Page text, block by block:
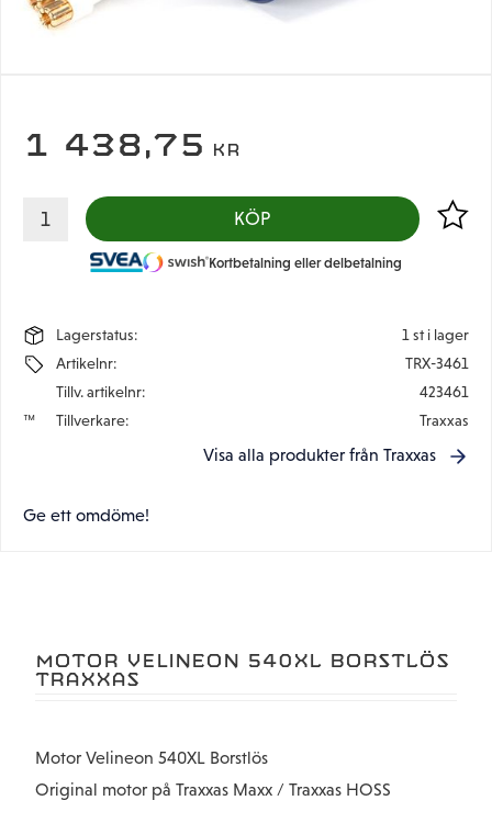
1 438,75 KR
KÖP Lägg
Kortbetalning eller delbetalning
Lagerstatus
1 st i lager
Artikelnr
TRX-3461
Tillv. artikelnr
423461
Tillverkare
Traxxas
Visa alla produkter från Traxxas
Ge ett omdöme!
MOTOR VELINEON 540XL BORSTLÖS
TRAXXAS
Motor Velineon 540XL Borstlös
Original motor på Traxxas Maxx / Traxxas HOSS